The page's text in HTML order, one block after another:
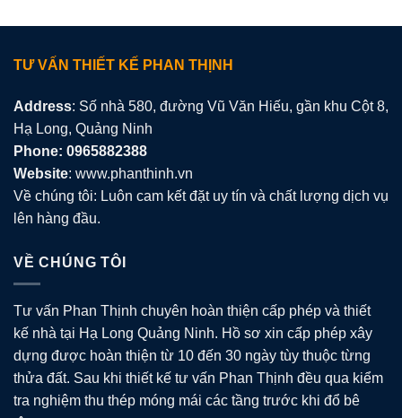
TƯ VẤN THIẾT KẾ PHAN THỊNH
Address: Số nhà 580, đường Vũ Văn Hiếu, gần khu Cột 8,
Hạ Long, Quảng Ninh
Phone: 0965882388
Website: www.phanthinh.vn
Về chúng tôi: Luôn cam kết đặt uy tín và chất lượng dịch vụ
lên hàng đầu.
VỀ CHÚNG TÔI
Tư vấn Phan Thịnh chuyên hoàn thiện cấp phép và thiết
kế nhà tại Hạ Long Quảng Ninh. Hồ sơ xin cấp phép xây
dựng được hoàn thiện từ 10 đến 30 ngày tùy thuộc từng
thửa đất. Sau khi thiết kế tư vấn Phan Thịnh đều qua kiểm
tra nghiệm thu thép móng mái các tầng trước khi đổ bê